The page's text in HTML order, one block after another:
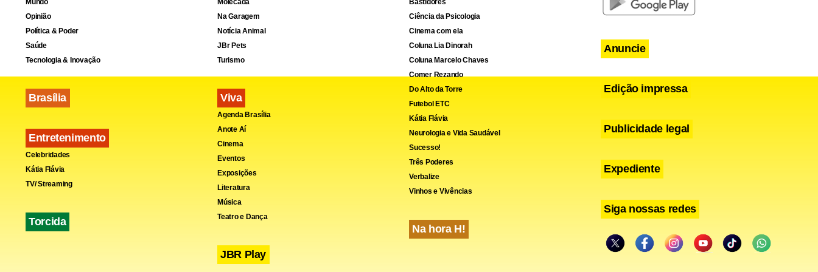
Zhang Jun pediu também à Rússia e à Ucrânia que removam “obstáculos” à visita de
Opinião
Política & Poder
Saúde
Tecnologia & Inovação
Brasília
Entretenimento
Celebridades
Kátia Flávia
TV/ Streaming
Torcida
Na Garagem
Notícia Animal
JBr Pets
Turismo
Viva
Agenda Brasília
Anote Aí
Cinema
Eventos
Exposições
Literatura
Música
Teatro e Dança
JBR Play
Ciência da Psicologia
Cinema com ela
Coluna Lia Dinorah
Coluna Marcelo Chaves
Comer Rezando
Do Alto da Torre
Futebol ETC
Kátia Flávia
Neurologia e Vida Saudável
Sucesso!
Três Poderes
Verbalize
Vinhos e Vivências
Na hora H!
Anuncie
Edição impressa
Publicidade legal
Expediente
Siga nossas redes